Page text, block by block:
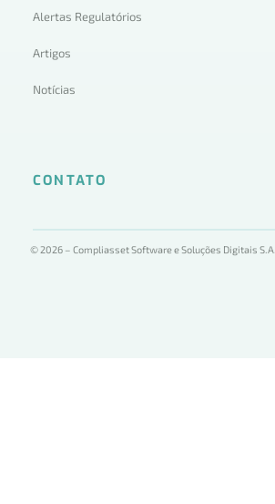
Alertas Regulatórios
Artigos
Notícias
CONTATO
© 2026 – Compliasset Software e Soluções Digitais S.A.